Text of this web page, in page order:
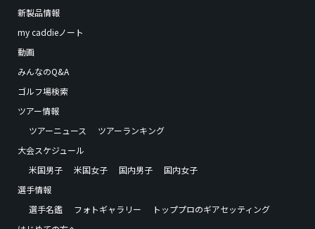
新製品情報
my caddieノート
動画
みんなのQ&A
ゴルフ場検索
ツアー情報
ツアーニュース
ツアーランキング
大会スケジュール
米国男子
米国女子 国内男子
国内女子
選手情報
選手名鑑
フォトギャラリー
トッププロのギアセッティング